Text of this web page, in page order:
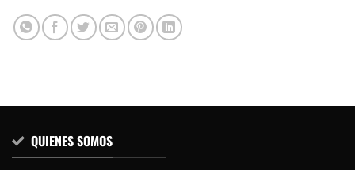
QUIENES SOMOS